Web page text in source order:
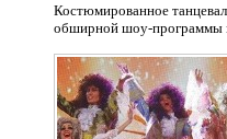
Костюмированное
обширной шоу-программы